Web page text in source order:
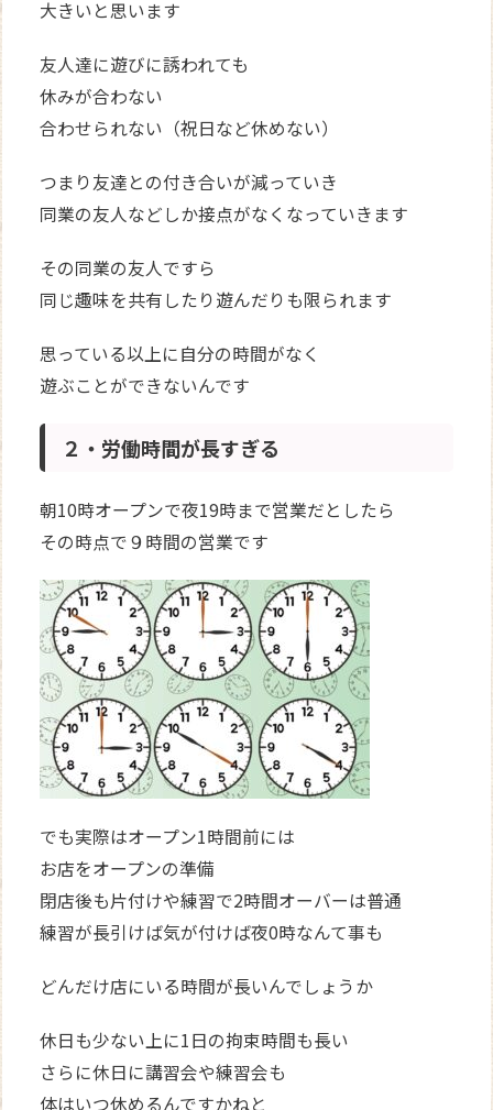
大きいと思います
友人達に遊びに誘われても
休みが合わない
合わせられない（祝日など休めない）
つまり友達との付き合いが減っていき
同業の友人などしか接点がなくなっていきます
その同業の友人ですら
同じ趣味を共有したり遊んだりも限られます
思っている以上に自分の時間がなく
遊ぶことができないんです
２・労働時間が長すぎる
朝10時オープンで夜19時まで営業だとしたら
その時点で９時間の営業です
でも実際はオープン1時間前には
お店をオープンの準備
閉店後も片付けや練習で2時間オーバーは普通
練習が長引けば気が付けば夜0時なんて事も
どんだけ店にいる時間が長いんでしょうか
休日も少ない上に1日の拘束時間も長い
さらに休日に講習会や練習会も
体はいつ休めるんですかねと